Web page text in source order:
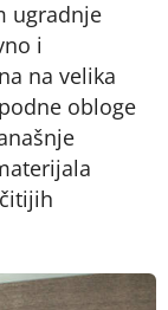
ugradnje
i
na velika
obloge